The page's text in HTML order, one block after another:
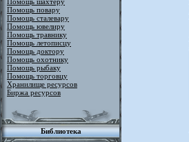
Помощь повару
Помощь сталевару
Помощь ювелиру
Помощь травнику
Помощь летописцу
Помощь доктору
Помощь охотнику
Помощь рыбаку
Помощь торговцу
Хранилище ресурсов
Биржа ресурсов
Библиотека